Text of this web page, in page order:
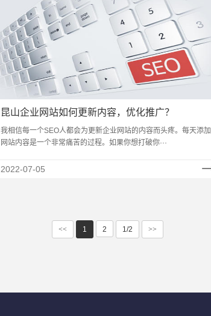
昆山企业网站如何更新内容，优化推广？
我相信每一个SEO人都会为更新企业网站的内容而头疼。每天添加
网站内容是一个非常痛苦的过程。如果你想打破你···
2022-07-05
<< 1 2 1/2 >>